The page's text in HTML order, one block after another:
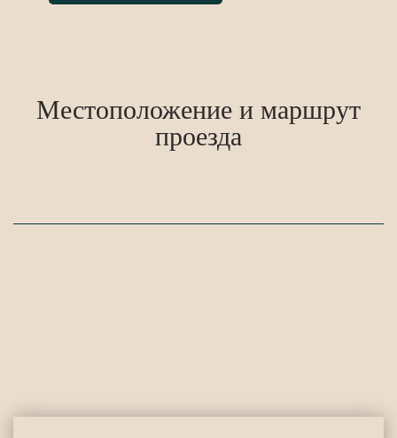
Местоположение и маршрут
проезда